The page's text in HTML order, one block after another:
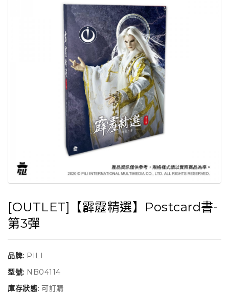
[OUTLET]【霹靂精選】Postcard書-
第3彈
品牌: PILI
型號: NB04114
庫存狀態: 可訂購